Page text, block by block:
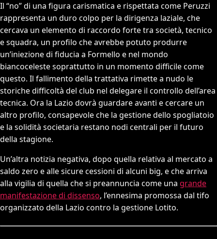
Il “no” di una figura carismatica e rispettata come Peruzzi
rappresenta un duro colpo per la dirigenza laziale, che
cercava un elemento di raccordo forte tra società, tecnico
e squadra, un profilo che avrebbe potuto produrre
un’iniezione di fiducia a Formello e nel mondo
biancoceleste soprattutto in un momento difficile come
questo. Il fallimento della trattativa rimette a nudo le
storiche difficoltà del club nel delegare il controllo dell’area
tecnica. Ora la Lazio dovrà guardare avanti e cercare un
altro profilo, consapevole che la gestione dello spogliatoio
e la solidità societaria restano nodi centrali per il futuro
della stagione.
Un’altra notizia negativa, dopo quella relativa al mercato a
saldo zero e alle sicure cessioni di alcuni big, e che arriva
alla vigilia di quella che si preannuncia come una grande
manifestazione di dissenso, l’ennesima promossa dal tifo
organizzato della Lazio contro la gestione Lotito.